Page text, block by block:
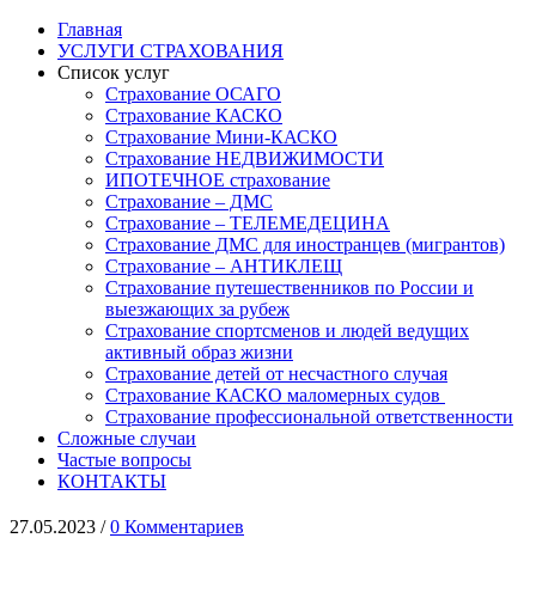
Главная
УСЛУГИ СТРАХОВАНИЯ
Список услуг
Страхование ОСАГО
Страхование КАСКО
Страхование Мини-КАСКО
Страхование НЕДВИЖИМОСТИ
ИПОТЕЧНОЕ страхование
Страхование – ДМС
Страхование – ТЕЛЕМЕДЕЦИНА
Страхование ДМС для иностранцев (мигрантов)
Страхование – АНТИКЛЕЩ
Страхование путешественников по России и
выезжающих за рубеж
Страхование спортсменов и людей ведущих
активный образ жизни
Страхование детей от несчастного случая
Страхование КАСКО маломерных судов
Страхование профессиональной ответственности
Сложные случаи
Частые вопросы
КОНТАКТЫ
27.05.2023 / 0 Комментариев